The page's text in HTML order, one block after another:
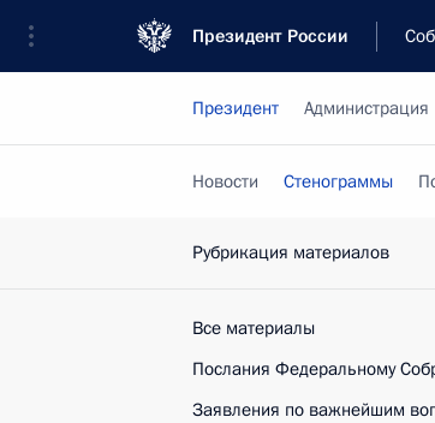
Президент России
Президент Администрация
Новости Стенограммы
Рубрикация материалов
Все материалы
Послания Федеральному
Заявления по важнейшим